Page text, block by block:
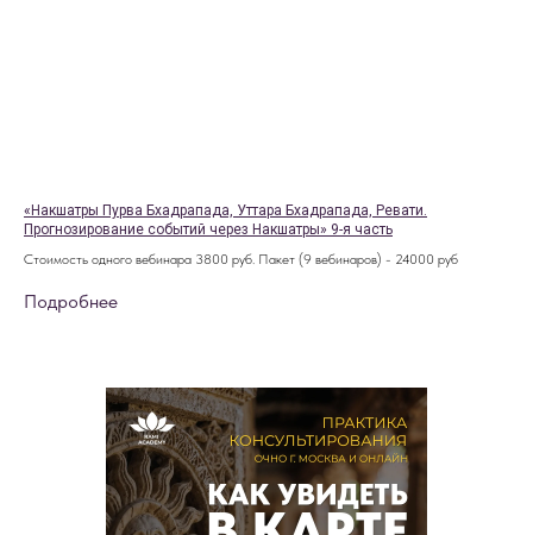
«Накшатры Пурва Бхадрапада, Уттара Бхадрапада, Ревати.
Прогнозирование событий через Накшатры» 9-я часть
Стоимость одного вебинара 3800 руб. Пакет (9 вебинаров) - 24000 руб
Подробнее